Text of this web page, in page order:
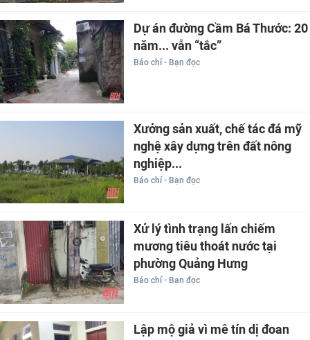
Dự án đường Cầm Bá Thước: 20
năm... vẫn “tắc”
Báo chí - Bạn đọc
Xưởng sản xuất, chế tác đá mỹ
nghệ xây dựng trên đất nông
nghiệp...
Báo chí - Bạn đọc
Xử lý tình trạng lấn chiếm
mương tiêu thoát nước tại
phường Quảng Hưng
Báo chí - Bạn đọc
Lập mộ giả vì mê tín dị đoan